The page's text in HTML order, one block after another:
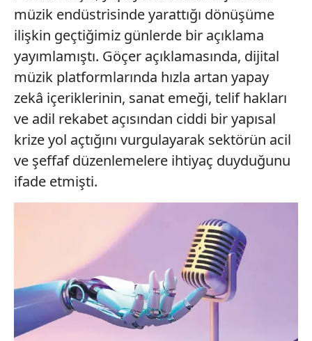
müzik endüstrisinde yarattığı dönüşüme
ilişkin geçtiğimiz günlerde bir açıklama
yayımlamıştı. Göçer açıklamasında, dijital
müzik platformlarında hızla artan yapay
zekâ içeriklerinin, sanat emeği, telif hakları
ve adil rekabet açısından ciddi bir yapısal
krize yol açtığını vurgulayarak sektörün acil
ve şeffaf düzenlemelere ihtiyaç duyduğunu
ifade etmişti.